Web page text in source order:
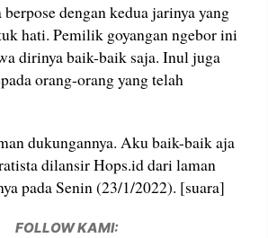
dengan kedua jarinya yang
hati. Pemilik goyangan ngebor ini
dirinya baik-baik saja. Inul juga
orang-orang yang telah
dukungannya. Aku baik-baik aja
dilansir Hops.id dari laman
pada Senin (23/1/2022). [suara]
FOLLOW KAMI: